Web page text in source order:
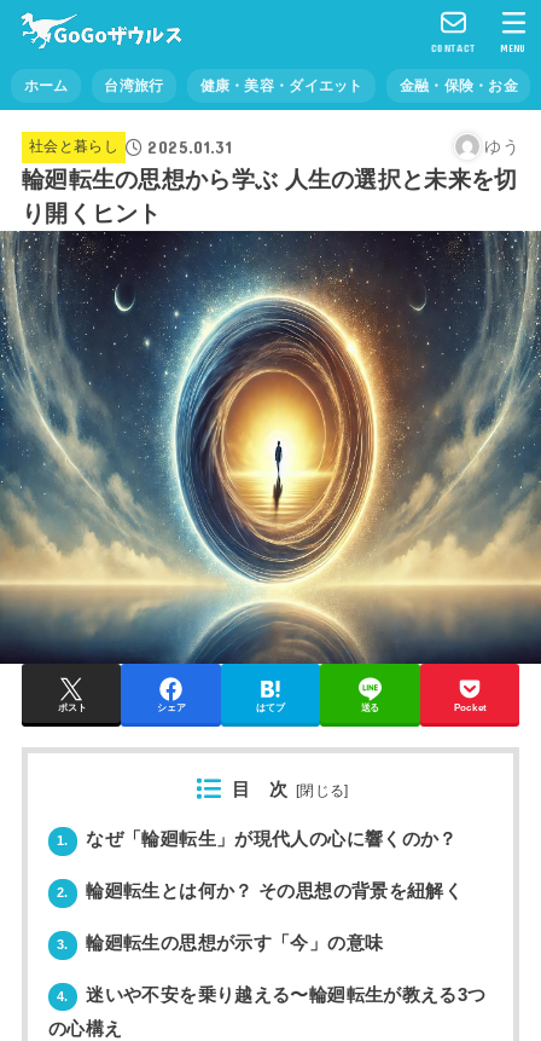
ホーム 台湾旅行 健康・美容・ダイエット 金融・保険・お金
CONTACT MENU
社会と暮らし 2025.01.31 ゆう
輪廻転生の思想から学ぶ 人生の選択と未来を切
り開くヒント
ポスト シェア はてブ 送る Pocket
目 次 [閉じる]
1. なぜ「輪廻転生」が現代人の心に響くのか？
2. 輪廻転生とは何か？ その思想の背景を紐解く
3. 輪廻転生の思想が示す「今」の意味
4.
迷いや不安を乗り越える〜輪廻転生が教える3つ
の心構え